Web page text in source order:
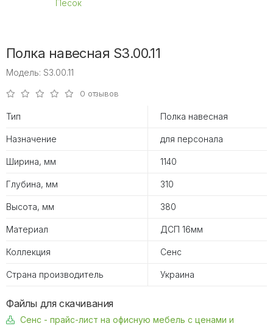
Песок
Полка навесная S3.00.11
Модель: S3.00.11
0 отзывов
Тип Полка навесная
Назначение для персонала
Ширина, мм 1140
Глубина, мм 310
Высота, мм 380
Материал ДСП 16мм
Коллекция Сенс
Страна производитель Украина
Файлы для скачивания
Сенс - прайс-лист на офисную мебель с ценами и